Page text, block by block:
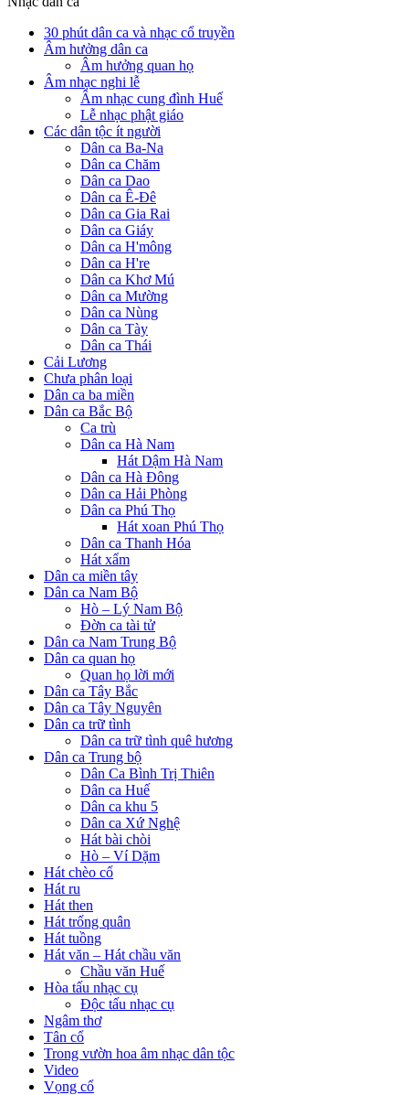
30 phút dân ca và nhạc cổ truyền
Âm hưởng dân ca
Âm hưởng quan họ
Âm nhạc nghi lễ
Âm nhạc cung đình Huế
Lễ nhạc phật giáo
Các dân tộc ít người
Dân ca Ba-Na
Dân ca Chăm
Dân ca Dao
Dân ca Ê-Đê
Dân ca Gia Rai
Dân ca Giáy
Dân ca H'mông
Dân ca H're
Dân ca Khơ Mú
Dân ca Mường
Dân ca Nùng
Dân ca Tày
Dân ca Thái
Cải Lương
Chưa phân loại
Dân ca ba miền
Dân ca Bắc Bộ
Ca trù
Dân ca Hà Nam
Hát Dậm Hà Nam
Dân ca Hà Đông
Dân ca Hải Phòng
Dân ca Phú Thọ
Hát xoan Phú Thọ
Dân ca Thanh Hóa
Hát xẩm
Dân ca miền tây
Dân ca Nam Bộ
Hò – Lý Nam Bộ
Đờn ca tài tử
Dân ca Nam Trung Bộ
Dân ca quan họ
Quan họ lời mới
Dân ca Tây Bắc
Dân ca Tây Nguyên
Dân ca trữ tình
Dân ca trữ tình quê hương
Dân ca Trung bộ
Dân Ca Bình Trị Thiên
Dân ca Huế
Dân ca khu 5
Dân ca Xứ Nghệ
Hát bài chòi
Hò – Ví Dặm
Hát chèo cổ
Hát ru
Hát then
Hát trống quân
Hát tuồng
Hát văn – Hát chầu văn
Chầu văn Huế
Hòa tấu nhạc cụ
Độc tấu nhạc cụ
Ngâm thơ
Tân cổ
Trong vườn hoa âm nhạc dân tộc
Video
Vọng cổ